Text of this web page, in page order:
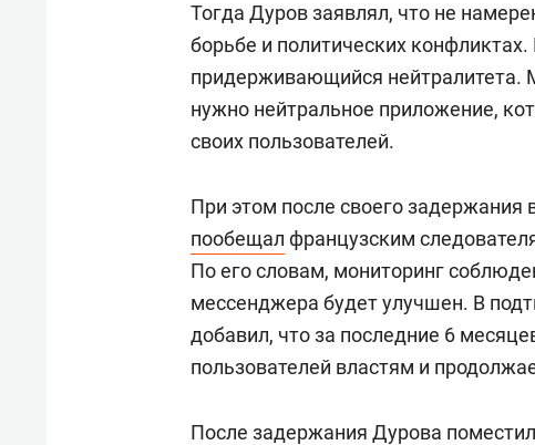
Тогда Дуров заявлял, что не
борьбе и политических
придерживающийся нейтралитета.
нужно нейтральное приложение,
своих пользователей.
При этом после своего задержания
пообещал французским
По его словам, мониторинг
мессенджера будет улучшен. В
добавил, что за последние 6
пользователей властям и
После задержания Дурова